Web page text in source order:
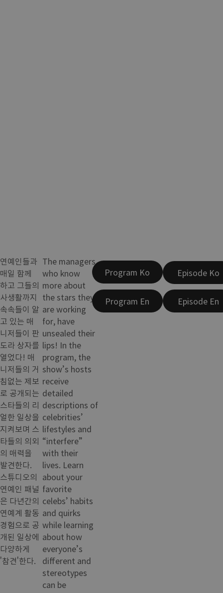
연예인들과
매일 함께
하고 그들의
사생활까지
속속들이 알
고 있는 매
니저들이 판
도라 상자를
열었다! 매
니저들의 거
침없는 제보
로 공개되는
스타들의 리
얼한 일상을
지켜보며 스
타들의 의외
의 매력을
발견한다.
스튜디오의
연예인 패널
은 다년간의
연예계 활동
경험으로 공
개된 일상에
다양하게
'참견'한다.
The managers,
who know
more about
the stars they
are working
for, have
unsealed their
lips! In the
program, the
show’s hosts
receive
detailed
descriptions of
celebrities’
lifestyles and
“interfere”
with their
lives. Learn
about your
favorite
celebs’ habits
and quirks
while learning
about how
everyone’s
different and
stereotypes
can be
Program Ko
Program En
Episode Ko
Episode En